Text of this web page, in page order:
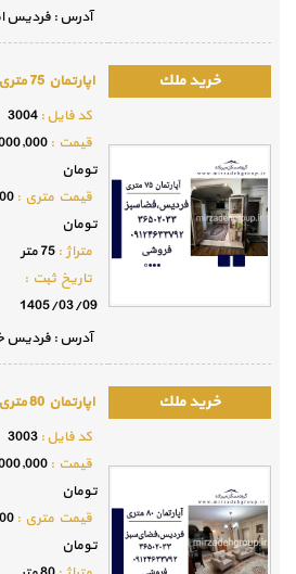
آدرس : فردیس امام حسن خیابان سرحدی
اپارتمان 75 متری فردیس
جزئيات بيشتر
قيمت :5,250,000,000
تومان
قيمت متري :70,000,000
تومان
متراژ :75 متر
1405/03/09
آدرس : فردیس خیابان فضای سبز بر بلوار فضا
اپارتمان 80 متری فردیس
قيمت :5,600,000,000
تومان
قيمت متري :70,000,000
تومان